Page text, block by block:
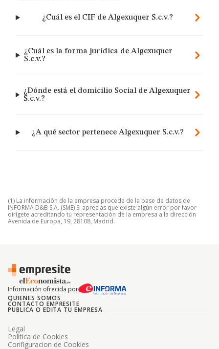
¿Cuál es el CIF de Algexuquer S.c.v.?
¿Cuál es la forma jurídica de Algexuquer
S.c.v.?
¿Dónde está el domicilio Social de Algexuquer
S.c.v.?
¿A qué sector pertenece Algexuquer S.c.v.?
(1) La información de la empresa procede de la base de datos de
INFORMA D&B S.A. (SME) Si aprecias que existe algún error por favor
dirígete acreditando tu representación de la empresa a la dirección
Avenida de Europa, 19, 28108, Madrid.
Información ofrecida por
QUIENES SOMOS
CONTACTO EMPRESITE
PUBLICA O EDITA TU EMPRESA
Legal
Politica de Cookies
Configuracion de Cookies